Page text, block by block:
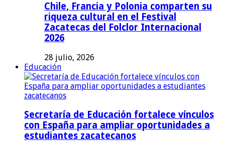
Chile, Francia y Polonia comparten su
riqueza cultural en el Festival
Zacatecas del Folclor Internacional
2026
28 julio, 2026
Educación
Secretaría de Educación fortalece vínculos
con España para ampliar oportunidades a
estudiantes zacatecanos